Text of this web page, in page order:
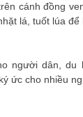
cánh đồng
lá, tuốt lúa để
người dân, du
ức cho nhiều